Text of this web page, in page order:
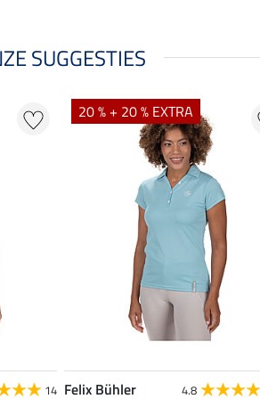
SUGGESTIES
14
20 % + 20 % EXTRA
Felix Bühler 4.8